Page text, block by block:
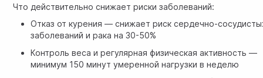
Что действительно снижает риски заболеваний:
Отказ от курения — снижает риск сердечно-
заболеваний и рака на 30-50%
Контроль веса и регулярная физическая активность —
минимум 150 минут умеренной нагрузки в неделю